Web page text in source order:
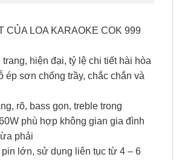
CỦA LOA KARAOKE COK 999
hiện đại, tỷ lệ chi tiết hài hòa
ép sơn chống trầy, chắc chắn và
rõ, bass gọn, treble trong
phù hợp không gian gia đình
phải
lớn, sử dụng liên tục từ 4 – 6